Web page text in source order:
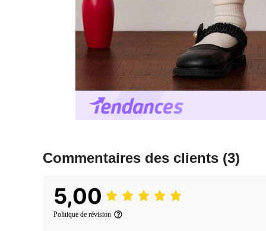
Commentaires des clients (3)
5,00
Politique de révision